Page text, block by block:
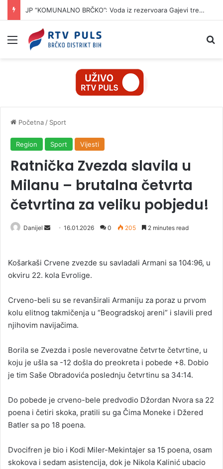
JP “KOMUNALNO BRČKO”: Voda iz rezervoara Gajevi trenutno nije za piće
Izbornik
Početna / Sport
Region Sport Vijesti
Ratnička Zvezda slavila u
Milanu – brutalna četvrta
četvrtina za veliku pobjedu!
Danijel
d
a
e
m
a
l
16.01.2026 0 205 2 minutes read
Košarkaši Crvene zvezde su savladali Armani sa 104:96, u
okviru 22. kola Evrolige.
Crveno-beli su se revanširali Armaniju za poraz u prvom
kolu elitnog takmičenja u “Beogradskoj areni” i slavili pred
njihovim navijačima.
Borila se Zvezda i posle neverovatne četvrte četvrtine, u
koju je ušla sa -12 došla do preokreta i pobede +8. Dobio
je tim Saše Obradovića poslednju četvrtinu sa 34:14.
Do pobede je crveno-bele predvodio Džordan Nvora sa 22
poena i četiri skoka, pratili su ga Čima Moneke i Džered
Batler sa po 18 poena.
Dvocifren je bio i Kodi Miler-Mekintajer sa 15 poena, osam
skokova i sedam asistencija, dok je Nikola Kalinić ubacio